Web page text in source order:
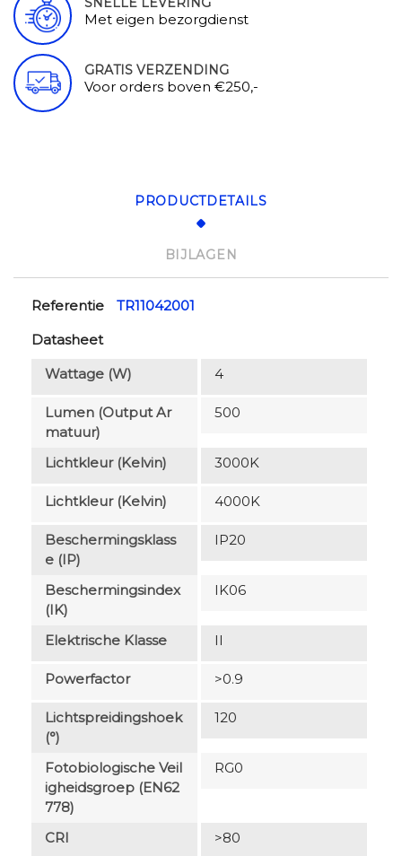
Met eigen bezorgdienst
GRATIS VERZENDING
Voor orders boven €250,-
PRODUCTDETAILS
BIJLAGEN
Referentie
TR11042001
Datasheet
Wattage (W)
4
Lumen (output Ar
Matuur)
500
Lichtkleur (Kelvin) 3000K
Lichtkleur (Kelvin) 4000K
Beschermingsklass
E (IP)
IP20
Beschermingsindex
(IK)
IK06
Elektrische Klasse II
Powerfactor >0.9
Lichtspreidingshoek
(°)
120
Fotobiologische Veil
Igheidsgroep (EN62
778)
RG0
CRI >80